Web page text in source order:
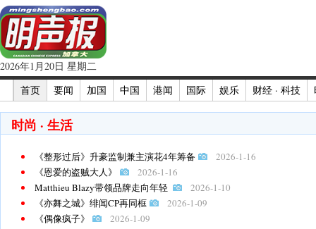
2026年1月20日 星期二
首页
要闻 加国 中国 港闻 国际 娱乐 财经 · 科技
时尚 · 生活
《整形过后》升豪监制兼主演花4年筹备
2026-1-16
《恩爱的盗贼大人》
2026-1-16
Matthieu Blazy带领品牌走向年轻
2026-1-10
《亦舞之城》绯闻CP再同框
2026-1-09
《偶像疯子》
2026-1-09